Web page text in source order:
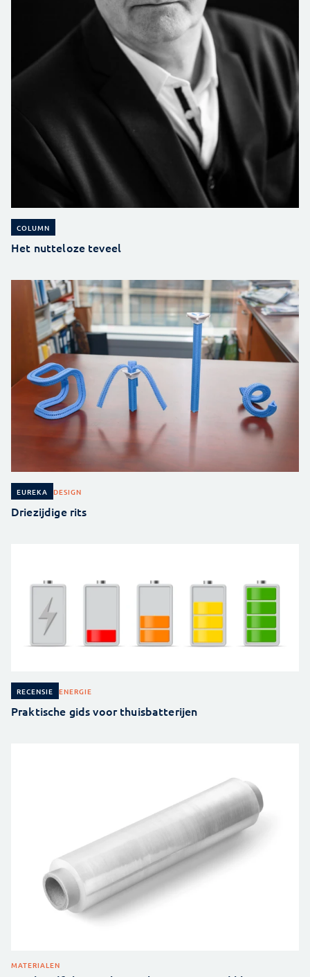
COLUMN
Het nutteloze teveel
EUREKA DESIGN
Driezijdige rits
RECENSIE ENERGIE
Praktische gids voor thuisbatterijen
MATERIALEN